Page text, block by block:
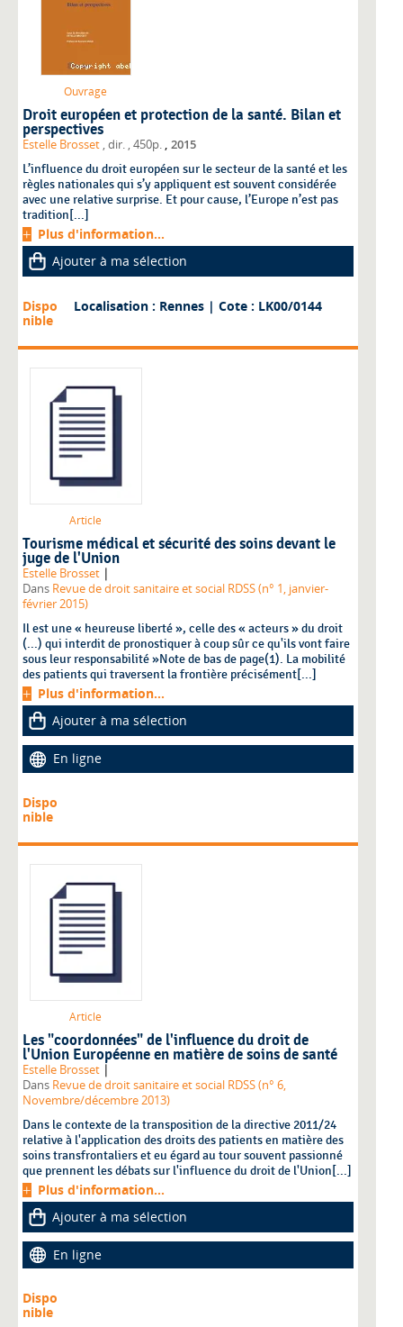
Ouvrage
Droit européen et protection de la santé. Bilan et
perspectives
Estelle Brosset , dir. , 450p. , 2015
L’influence du droit européen sur le secteur de la santé et les
règles nationales qui s’y appliquent est souvent considérée
avec une relative surprise. Et pour cause, l’Europe n’est pas
tradition[...]
Plus d'information...
Ajouter à ma sélection
Dispo
nible
Localisation : Rennes | Cote : LK00/0144
Article
Tourisme médical et sécurité des soins devant le
juge de l'Union
Estelle Brosset |
Dans Revue de droit sanitaire et social RDSS (n° 1, janvier-
février 2015)
Il est une « heureuse liberté », celle des « acteurs » du droit
(...) qui interdit de pronostiquer à coup sûr ce qu'ils vont faire
sous leur responsabilité »Note de bas de page(1). La mobilité
des patients qui traversent la frontière précisément[...]
Plus d'information...
Ajouter à ma sélection
En ligne
Dispo
nible
Article
Les "coordonnées" de l'influence du droit de
l'Union Européenne en matière de soins de santé
Estelle Brosset |
Dans Revue de droit sanitaire et social RDSS (n° 6,
Novembre/décembre 2013)
Dans le contexte de la transposition de la directive 2011/24
relative à l'application des droits des patients en matière des
soins transfrontaliers et eu égard au tour souvent passionné
que prennent les débats sur l'influence du droit de l'Union[...]
Plus d'information...
Ajouter à ma sélection
En ligne
Dispo
nible